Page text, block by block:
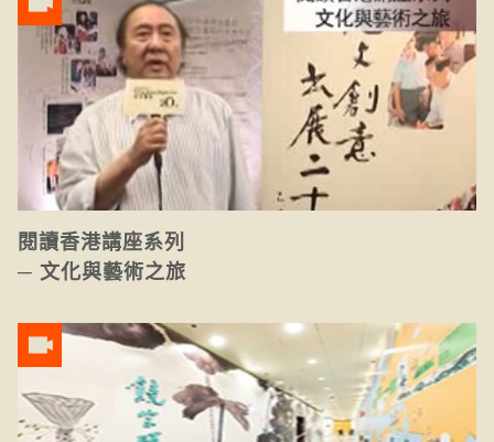
閱讀香港講座系列
─ 文化與藝術之旅